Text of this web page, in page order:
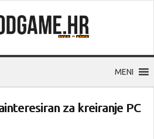
MENI
za kreiranje PC